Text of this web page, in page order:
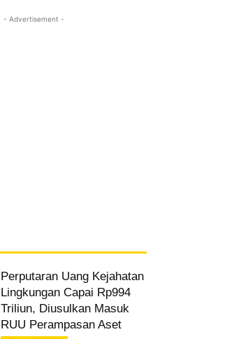
- Advertisement -
Perputaran Uang Kejahatan
Lingkungan Capai Rp994
Triliun, Diusulkan Masuk
RUU Perampasan Aset